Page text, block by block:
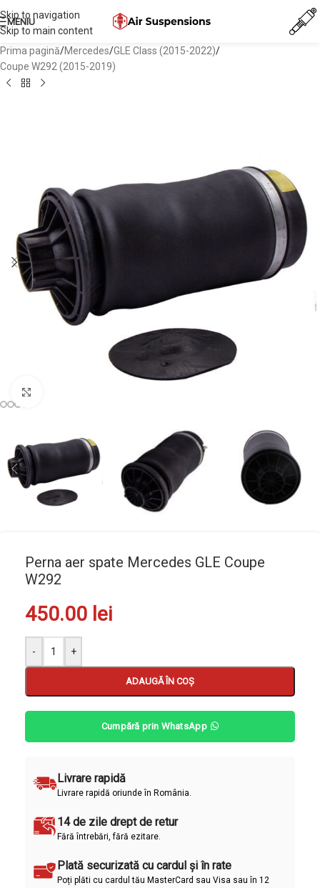
Skip to navigation
Skip to main content
MENIU
Prima pagină/Mercedes/GLE Class (2015-2022)/
Coupe W292 (2015-2019)
Perna aer spate Mercedes GLE Coupe
W292
450.00 lei
- +
ADAUGĂ ÎN COȘ
Cumpără prin WhatsApp
Livrare rapidă
Livrare rapidă oriunde în România.
14 de zile drept de retur
Fără întrebări, fără ezitare.
Plată securizată cu cardul și în rate
Poți plăti cu cardul tău MasterCard sau Visa sau în 12